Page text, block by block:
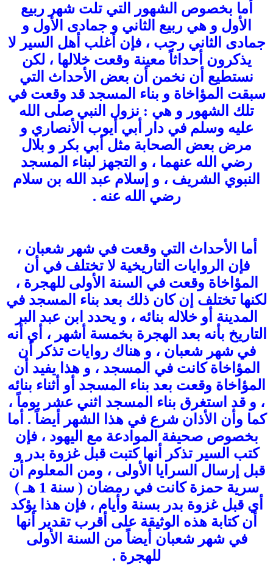
أما بخصوص الشهور التي تلت شهر ربيع
الأول و هي ربيع الثاني و جمادى الأول و
جمادى الثاني رجب ، فإن أغلب أهل السير لا
يذكرون أحداثاً معينة وقعت خلالها ، لكن
نستطيع أن نخمن أن بعض الأحداث التي
سبقت المؤاخاة و بناء المسجد قد وقعت في
تلك الشهور و هي : نزول النبي صلى الله
عليه وسلم في دار أبي أيوب الأنصاري و
مرض بعض الصحابة مثل أبي بكر و بلال
رضي الله عنهما ، و التجهز لبناء المسجد
النبوي الشريف ، و إسلام عبد الله بن سلام
رضي الله عنه .
أما الأحداث التي وقعت في شهر شعبان ،
فإن الروايات التاريخية لا تختلف في أن
المؤاخاة وقعت في السنة الأولى للهجرة ،
لكنها تختلف إن كان ذلك بعد بناء المسجد في
المدينة أو خلاله بنائه ، و يحدد ابن عبد البر
التاريخ بأنه بعد الهجرة بخمسة أشهر ، أي أنه
في شهر شعبان ، و هناك روايات تذكر أن
المؤاخاة كانت في المسجد ، و هذا يفيد أن
المؤاخاة وقعت بعد بناء المسجد أو أثناء بنائه
، و قد استغرق بناء المسجد اثني عشر يوماً ،
كما وأن الأذان شرع في هذا الشهر أيضاً . أما
بخصوص صحيفة الموادعة مع اليهود ، فإن
كتب السير تذكر أنها كتبت قبل غزوة بدر و
قبل إرسال السرايا الأولى ، ومن المعلوم أن
سرية حمزة كانت في رمضان ( سنة 1 هـ )
أي قبل غزوة بدر بسنة وأيام ، فإن هذا يؤكد
أن كتابة هذه الوثيقة على أقرب تقدير أنها
في شهر شعبان أيضاً من السنة الأولى
للهجرة .